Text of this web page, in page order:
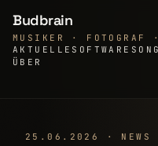
Budbrain
MUSIKER · FOTOGRAF
AKTUELLE SOFTWARE
ÜBER
25.06.2026 · NEWS